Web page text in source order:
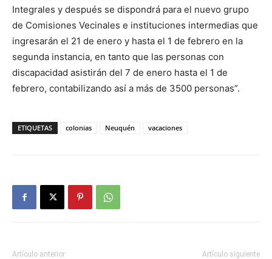
Integrales y después se dispondrá para el nuevo grupo
de Comisiones Vecinales e instituciones intermedias que
ingresarán el 21 de enero y hasta el 1 de febrero en la
segunda instancia, en tanto que las personas con
discapacidad asistirán del 7 de enero hasta el 1 de
febrero, contabilizando así a más de 3500 personas”.
ETIQUETAS colonias Neuquén vacaciones
Artículo anterior Artículo siguiente